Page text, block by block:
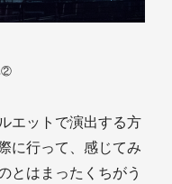
②
エットで演出する方
に行って、感じてみ
とはまったくちがう